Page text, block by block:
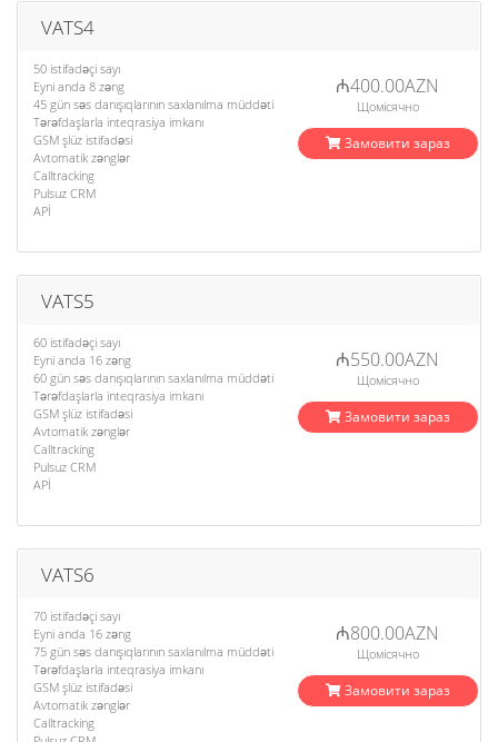
VATS4
50 istifadəçi sayı
Eyni anda 8 zəng
45 gün səs danışıqlarının saxlanılma müddəti
Tərəfdaşlarla inteqrasiya imkanı
GSM şlüz istifadəsi
Avtomatik zənglər
Calltracking
Pulsuz CRM
APİ
₼400.00AZN
Щомісячно
Замовити зараз
VATS5
60 istifadəçi sayı
Eyni anda 16 zəng
60 gün səs danışıqlarının saxlanılma müddəti
Tərəfdaşlarla inteqrasiya imkanı
GSM şlüz istifadəsi
Avtomatik zənglər
Calltracking
Pulsuz CRM
APİ
₼550.00AZN
Щомісячно
Замовити зараз
VATS6
70 istifadəçi sayı
Eyni anda 16 zəng
75 gün səs danışıqlarının saxlanılma müddəti
Tərəfdaşlarla inteqrasiya imkanı
GSM şlüz istifadəsi
Avtomatik zənglər
Calltracking
₼800.00AZN
Щомісячно
Замовити зараз